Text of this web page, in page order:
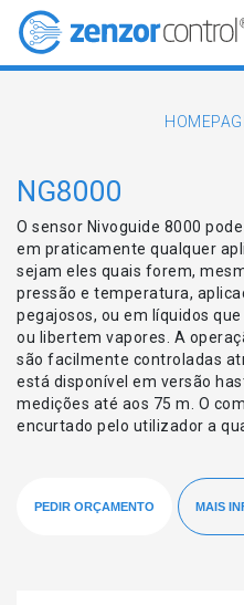
NG8000
O sensor Nivoguide 8000
em praticamente qualquer
sejam eles quais forem,
pressão e temperatura,
pegajosos, ou em líquidos
ou libertem vapores. A
são facilmente controladas
está disponível em versão
medições até aos 75 m. O
encurtado pelo utilizador a
PEDIR ORÇAMENTO MAIS